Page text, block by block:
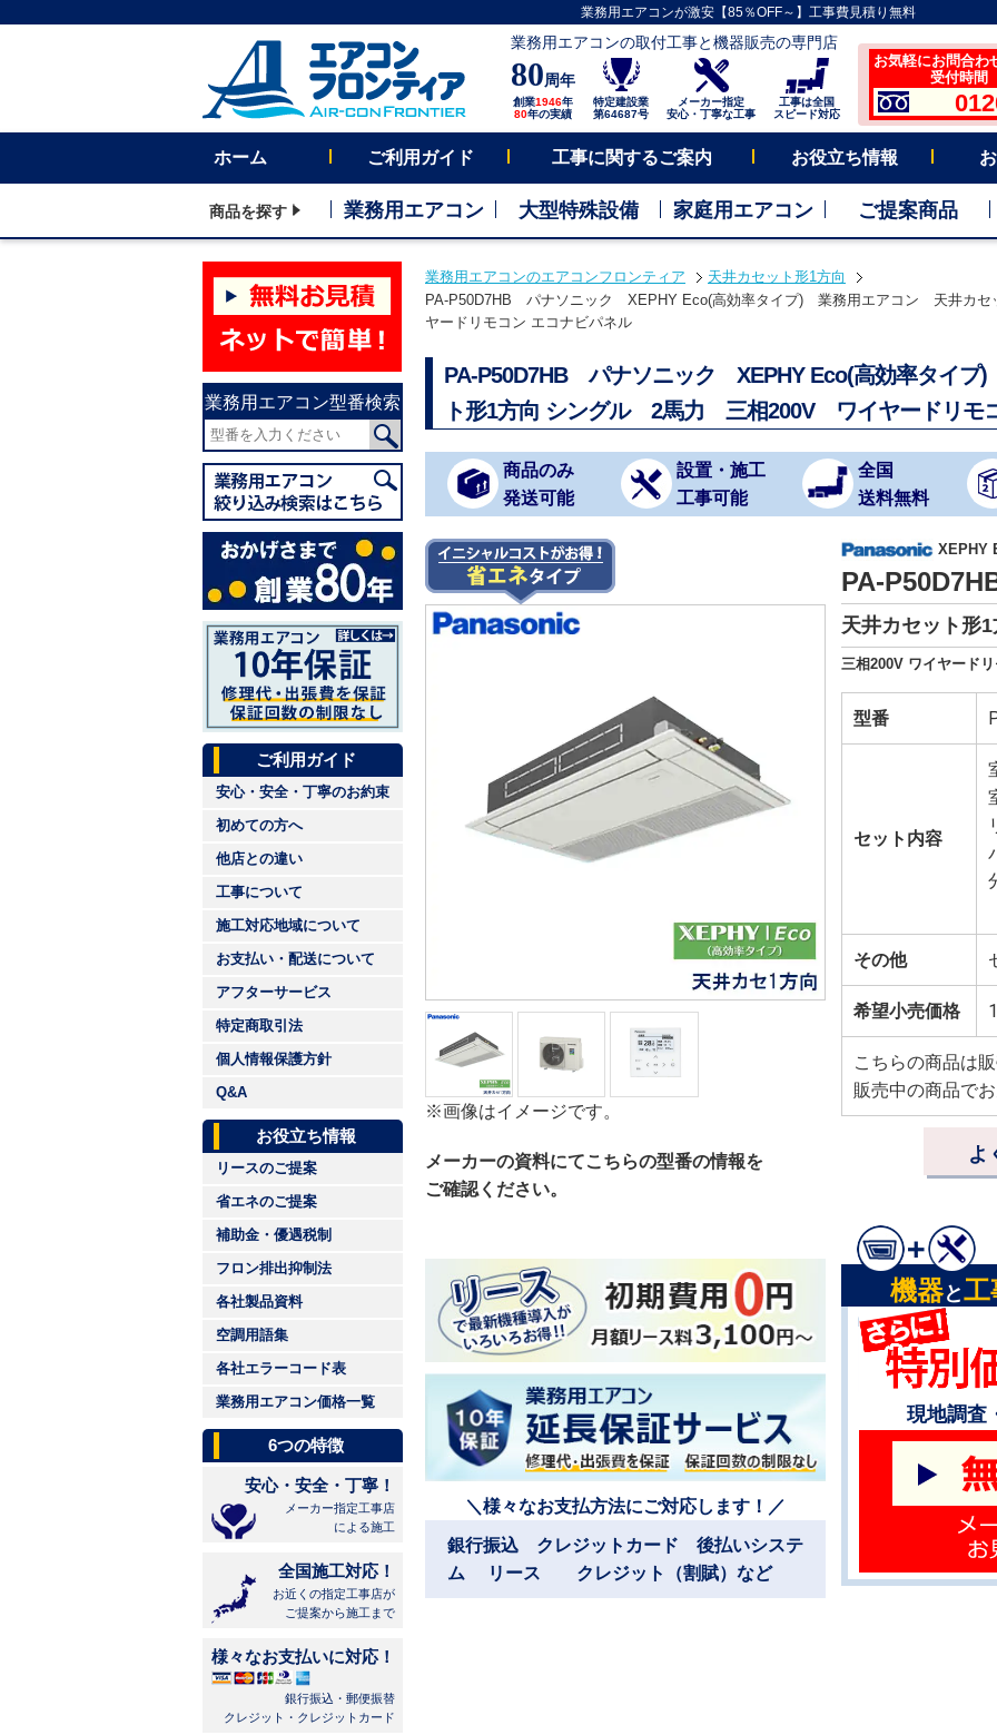
業務用エアコンが激安【85％OFF～】工事費見積り無料
業務用エアコンの取付工事と機器販売の専門店
80周年
創業1946年
80年の実績
特定建設業
第64687号
メーカー指定
安心・丁寧な工事
工事は全国
スピード対応
お気軽にお問合わ
受付時間
ホーム ご利用ガイド 工事に関するご案内 お役立ち情報
商品を探す 業務用エアコン 大型特殊設備 家庭用エアコン ご提案商品
業務用エアコン型番検索
ご利用ガイド
安心・安全・丁寧のお約束
初めての方へ
他店との違い
工事について
施工対応地域について
お支払い・配送について
アフターサービス
特定商取引法
個人情報保護方針
Q&A
お役立ち情報
リースのご提案
省エネのご提案
補助金・優遇税制
フロン排出抑制法
各社製品資料
空調用語集
各社エラーコード表
業務用エアコン価格一覧
6つの特徴
安心・安全・丁寧！
メーカー指定工事店
による施工
全国施工対応！
お近くの指定工事店が
ご提案から施工まで
様々なお支払いに対応！
銀行振込・郵便振替
クレジット・クレジットカード
業務用エアコンのエアコンフロンティア
天井カセット形1方向
PA-P50D7HB パナソニック XEPHY Eco(高効率タイプ) 業務用エアコン 天井カセ
ヤードリモコン エコナビパネル
PA-P50D7HB パナソニック XEPHY Eco(高効率タイ
ト形1方向 シングル 2馬力 三相200V ワイヤードリモ
商品のみ
発送可能
設置・施工
工事可能
全国
送料無料
※画像はイメージです。
メーカーの資料にてこちらの型番の情報を
ご確認ください。
XEPHY
PA-
天井カセット形
三相200V ワイヤード
型番
セット内容
その他
希望小売価格
こちらの商品は
販売中の商品で
よ
＼様々なお支払方法にご対応します！／
銀行振込 クレジットカード 後払いシステ
ム リース クレジット（割賦）など
機器と工
現地調査